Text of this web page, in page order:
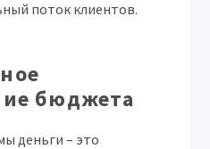
поток клиентов.
бюджета
деньги – это